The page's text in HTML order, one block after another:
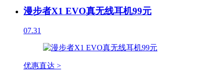
漫步者X1 EVO真无线耳机99元
07.31
优惠直达 >